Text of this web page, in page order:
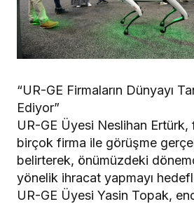
“UR-GE Firmaların Dünyayı
Ediyor”
UR-GE Üyesi Neslihan
birçok firma ile görüşme
belirterek, önümüzdeki
yönelik ihracat yapmayı
UR-GE Üyesi Yasin Topak,